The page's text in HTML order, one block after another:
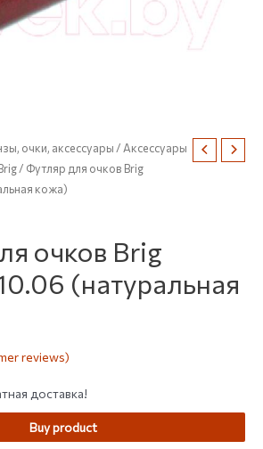
очки, аксессуары/Аксессуары
/ Футляр для очков Brig
кожа)
очков Brig
(натуральная
reviews)
доставка!
Buy product